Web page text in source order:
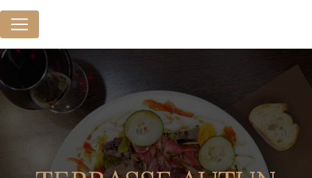
Panneau de gestion des cookies